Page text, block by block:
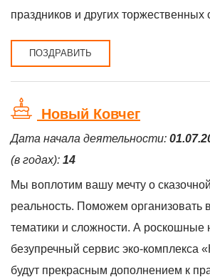
праздников и других торжественных
ПОЗДРАВИТЬ
Новый Ковчег
Дата начала деятельности:
(в годах): 14
Мы воплотим вашу мечту о
реальность. Поможем организовать
тематики и сложности. А роскошные
безупречный сервис эко-комплекса
будут прекрасным дополнением к